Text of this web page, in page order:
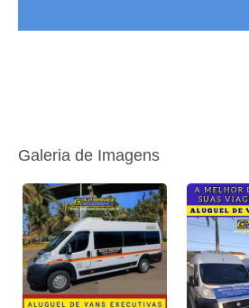
Galeria de Imagens